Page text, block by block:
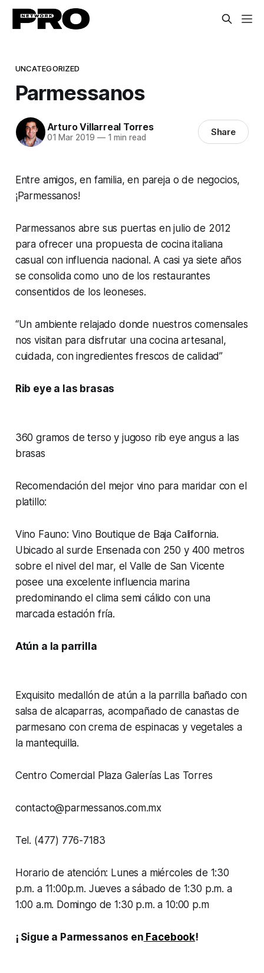
UNCATEGORIZED
Parmessanos
Arturo Villarreal Torres
01 Mar 2019 —1 min read Share
Entre amigos, en familia, en pareja o de negocios,
¡Parmessanos!
Parmessanos abre sus puertas en julio de 2012
para ofrecer una propuesta de cocina italiana
casual con influencia nacional. A casi ya siete años
se consolida como uno de los restaurantes
consentidos de los leoneses.
“Un ambiente relajado donde nuestros comensales
nos visitan para disfrutar una cocina artesanal,
cuidada, con ingredientes frescos de calidad”
Rib eye a las brasas
360 gramos de terso y jugoso rib eye angus a las
brasas
Recomendación del mejor vino para maridar con el
platillo:
Vino Fauno: Vino Boutique de Baja California.
Ubicado al surde Ensenada con 250 y 400 metros
sobre el nivel del mar, el Valle de San Vicente
posee una excelente influencia marina
predominando el clima semi cálido con una
marcada estación fría.
Atún a la parrilla
Exquisito medallón de atún a la parrilla bañado con
salsa de alcaparras, acompañado de canastas de
parmesano con crema de espinacas y vegetales a
la mantequilla.
Centro Comercial Plaza Galerías Las Torres
contacto@parmessanos.com.mx
Tel. (477) 776-7183
Horario de atención: Lunes a miércoles de 1:30
p.m. a 11:00p.m. Jueves a sábado de 1:30 p.m. a
1:00 a.m. Domingo de 1:30 p.m. a 10:00 p.m
¡ Sigue a Parmessanos en Facebook!